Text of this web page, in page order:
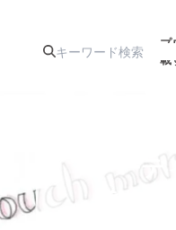
プ
載
注目の
アー
様を